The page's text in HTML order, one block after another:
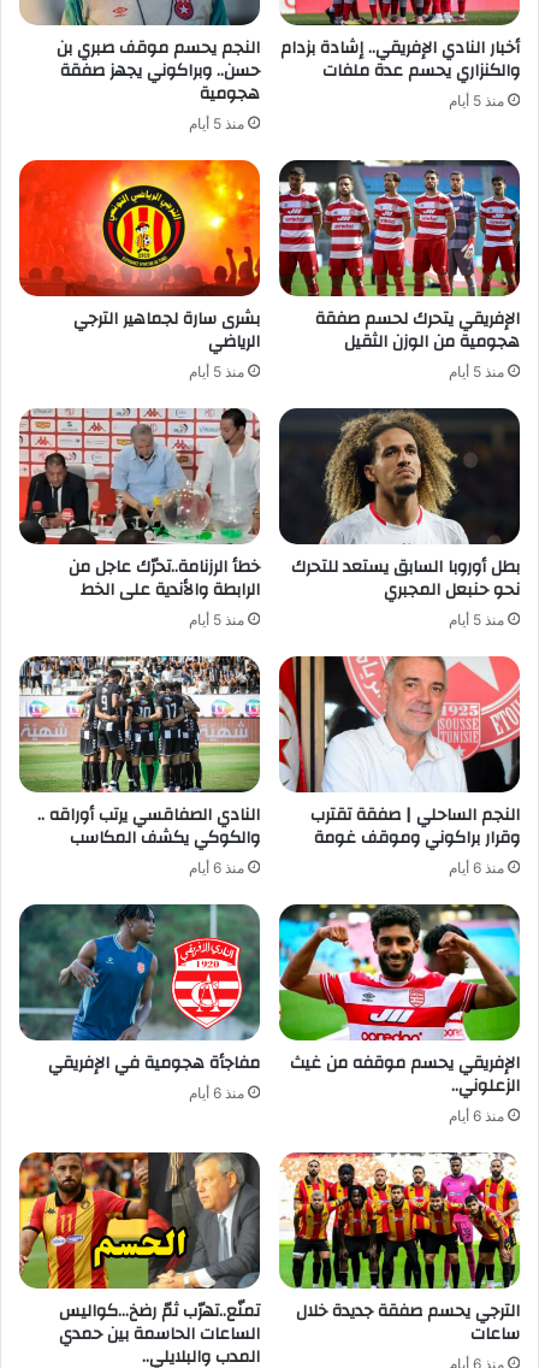
أخبار النادي الإفريقي.. إشادة بزدام
والكنزاري يحسم عدة ملفات
منذ 5 أيام
النجم يحسم موقف صبري بن
حسن.. وبراكوني يجهز صفقة
هجومية
منذ 5 أيام
الإفريقي يتحرك لحسم صفقة
هجومية من الوزن الثقيل
منذ 5 أيام
بشرى سارة لجماهير الترجي
الرياضي
منذ 5 أيام
بطل أوروبا السابق يستعد للتحرك
نحو حنبعل المجبري
منذ 5 أيام
خطأ الرزنامة..تحرّك عاجل من
الرابطة والأندية على الخط
منذ 5 أيام
النجم الساحلي | صفقة تقترب
وقرار براكوني وموقف غومة
منذ 6 أيام
النادي الصفاقسي يرتب أوراقه ..
والكوكي يكشف المكاسب
منذ 6 أيام
الإفريقي يحسم موقفه من غيث
الزعلوني..
منذ 6 أيام
مفاجأة هجومية في الإفريقي
منذ 6 أيام
الترجي يحسم صفقة جديدة خلال
ساعات
منذ 6 أيام
تمنّع..تهرّب ثمّ رضخ…كواليس
الساعات الحاسمة بين حمدي
المدب والبلايلي..